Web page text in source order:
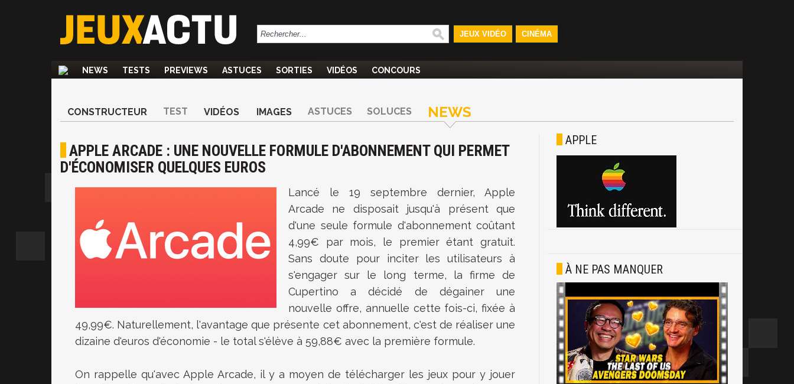
JEUX VIDÉO CINÉMA
NEWS TESTS PREVIEWS ASTUCES SORTIES VIDÉOS CONCOURS
CONSTRUCTEUR TEST VIDÉOS IMAGES ASTUCES SOLUCES NEWS
APPLE ARCADE : UNE NOUVELLE FORMULE D'ABONNEMENT QUI PERMET
D'ÉCONOMISER QUELQUES EUROS
Lancé le 19 septembre dernier, Apple
Arcade ne disposait jusqu'à présent que
d'une seule formule d'abonnement coûtant
4,99€ par mois, le premier étant gratuit.
Sans doute pour inciter les utilisateurs à
s'engager sur le long terme, la firme de
Cupertino a décidé de dégainer une
nouvelle offre, annuelle cette fois-ci, fixée à
49,99€. Naturellement, l'avantage que présente cet abonnement, c'est de réaliser une
dizaine d'euros d'économie - le total s'élève à 59,88€ avec la première formule.
On rappelle qu'avec Apple Arcade, il y a moyen de télécharger les jeux pour y jouer
APPLE
À NE PAS MANQUER